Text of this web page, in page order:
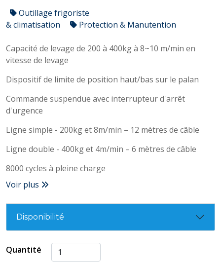
Outillage frigoriste
& climatisation
Protection & Manutention
Capacité de levage de 200 à 400kg à 8~10 m/min en
vitesse de levage
Dispositif de limite de position haut/bas sur le palan
Commande suspendue avec interrupteur d'arrêt
d'urgence
Ligne simple - 200kg et 8m/min – 12 mètres de câble
Ligne double - 400kg et 4m/min – 6 mètres de câble
8000 cycles à pleine charge
Voir plus
Disponibilité
Quantité